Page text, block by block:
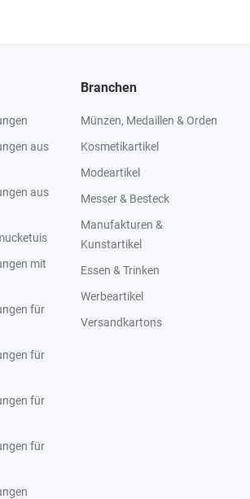
aus
aus
mit
für
für
für
für
Branchen
Münzen, Medaillen & Orden
Kosmetikartikel
Modeartikel
Messer & Besteck
Manufakturen &
Kunstartikel
Essen & Trinken
Werbeartikel
Versandkartons